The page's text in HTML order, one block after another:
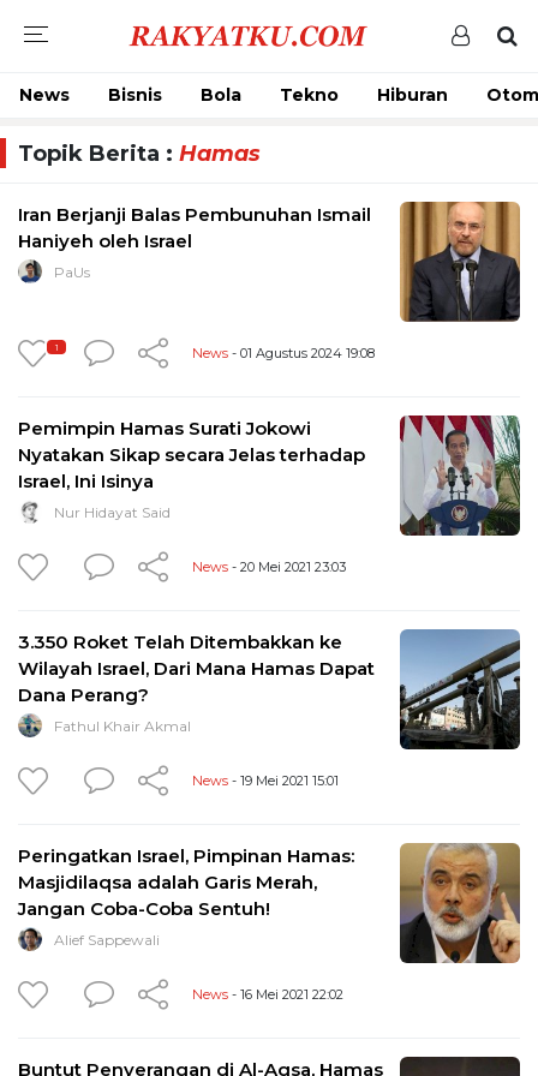
News Bisnis Bola Tekno Hiburan
Topik Berita : Hamas
Iran Berjanji Balas Pembunuhan Ismail
Haniyeh oleh Israel
PaUs
1 News - 01 Agustus 2024 19:08
Pemimpin Hamas Surati Jokowi
Nyatakan Sikap secara Jelas terhadap
Israel, Ini Isinya
Nur Hidayat Said
News - 20 Mei 2021 23:03
3.350 Roket Telah Ditembakkan ke
Wilayah Israel, Dari Mana Hamas Dapat
Dana Perang?
Fathul Khair Akmal
News - 19 Mei 2021 15:01
Peringatkan Israel, Pimpinan Hamas:
Masjidilaqsa adalah Garis Merah,
Jangan Coba-Coba Sentuh!
Alief Sappewali
News - 16 Mei 2021 22:02
Buntut Penyerangan di Al-Aqsa, Hamas